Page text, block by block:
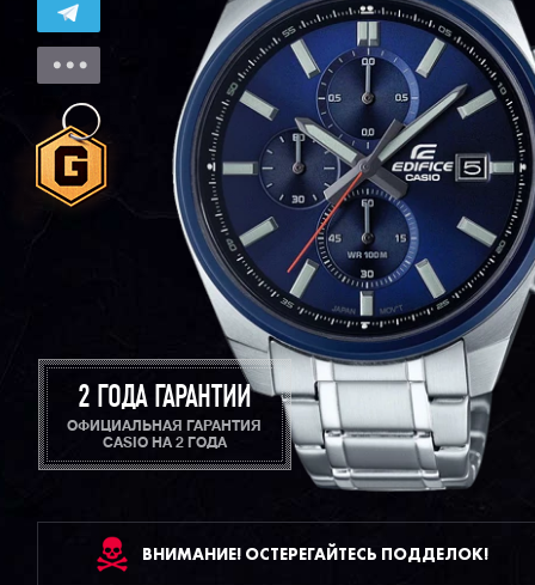
2 ГОДА ГАРАНТИИ
ОФИЦИАЛЬНАЯ ГАРАНТИЯ
CASIO НА 2 ГОДА
ВНИМАНИЕ! ОСТЕРЕГАЙТЕСЬ ПОДДЕЛОК!